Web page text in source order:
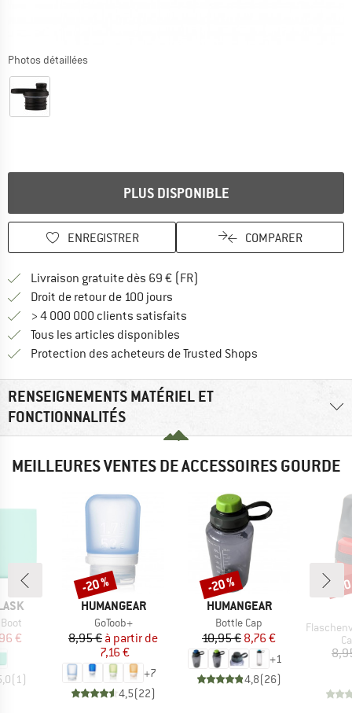
Photos détaillées
PLUS DISPONIBLE
ENREGISTRER COMPARER
Livraison gratuite dès 69 € (FR)
Droit de retour de 100 jours
> 4 000 000 clients satisfaits
Tous les articles disponibles
Protection des acheteurs de Trusted Shops
RENSEIGNEMENTS MATÉRIEL ET
FONCTIONNALITÉS
MEILLEURES VENTES DE ACCESSOIRES GOURDE
réduit
€
(1 )
MARQUE
HUMANGEAR
Article
GoToob+
Prix
8,95 € Prix réduit
à partir de
7,16 €
+7
4,5(22)
Remise
-20 %
MARQUE
HUMANGEAR
Article
Bottle Cap
Prix
10,95 €Prix réduit
8,76 €
+1
4,8(26)
Remise
-20 %
Article
-